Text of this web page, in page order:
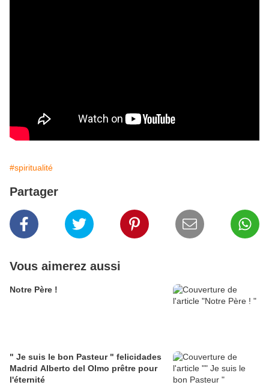
#spiritualité
Partager
Vous aimerez aussi
Notre Père !
" Je suis le bon Pasteur " felicidades
Madrid Alberto del Olmo prêtre pour
l'éternité